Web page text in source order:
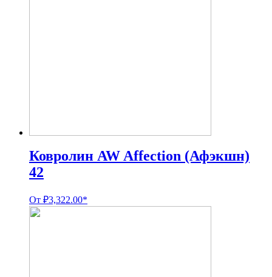
Ковролин AW Affection (Афэкшн)
42
От ₽3,322.00*